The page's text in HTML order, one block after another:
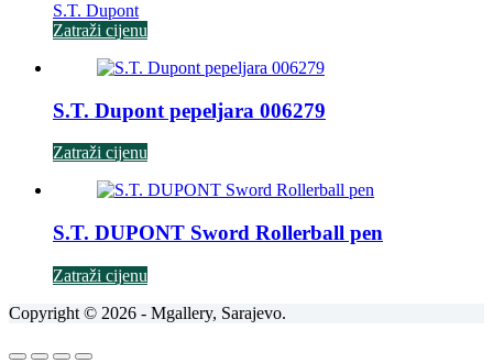
S.T. Dupont
Zatraži cijenu
S.T. Dupont pepeljara 006279
Zatraži cijenu
S.T. DUPONT Sword Rollerball pen
Zatraži cijenu
Copyright © 2026 - Mgallery, Sarajevo.